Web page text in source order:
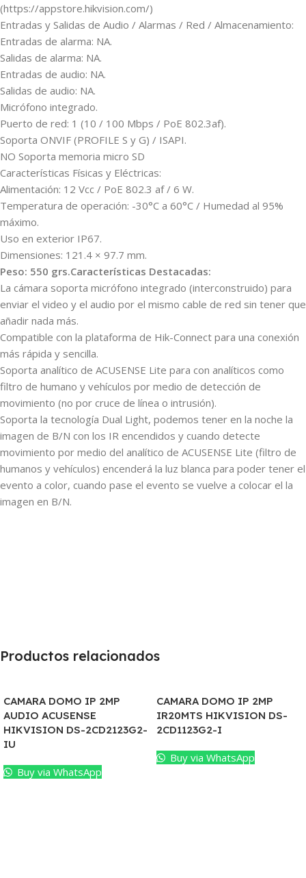
(https://appstore.hikvision.com/)
Entradas y Salidas de Audio / Alarmas / Red / Almacenamiento:
Entradas de alarma: NA.
Salidas de alarma: NA.
Entradas de audio: NA.
Salidas de audio: NA.
Micrófono integrado.
Puerto de red: 1 (10 / 100 Mbps / PoE 802.3af).
Soporta ONVIF (PROFILE S y G) / ISAPI.
NO Soporta memoria micro SD
Características Físicas y Eléctricas:
Alimentación: 12 Vcc / PoE 802.3 af / 6 W.
Temperatura de operación: -30°C a 60°C / Humedad al 95%
máximo.
Uso en exterior IP67.
Dimensiones: 121.4 × 97.7 mm.
​Peso: 550 grs.Características Destacadas:
La cámara soporta micrófono integrado (interconstruido) para
enviar el video y el audio por el mismo cable de red sin tener que
añadir nada más.
Compatible con la plataforma de Hik-Connect para una conexión
más rápida y sencilla.
Soporta analítico de ACUSENSE Lite para con analíticos como
filtro de humano y vehículos por medio de detección de
movimiento (no por cruce de línea o intrusión).
Soporta la tecnología Dual Light, podemos tener en la noche la
imagen de B/N con los IR encendidos y cuando detecte
movimiento por medio del analítico de ACUSENSE Lite (filtro de
humanos y vehículos) encenderá la luz blanca para poder tener el
evento a color, cuando pase el evento se vuelve a colocar el la
imagen en B/N.
Productos relacionados
CAMARA DOMO IP 2MP
AUDIO ACUSENSE
HIKVISION DS-2CD2123G2-
IU
Buy via WhatsApp
CAMARA DOMO IP 2MP
IR20MTS HIKVISION DS-
2CD1123G2-I
Buy via WhatsApp